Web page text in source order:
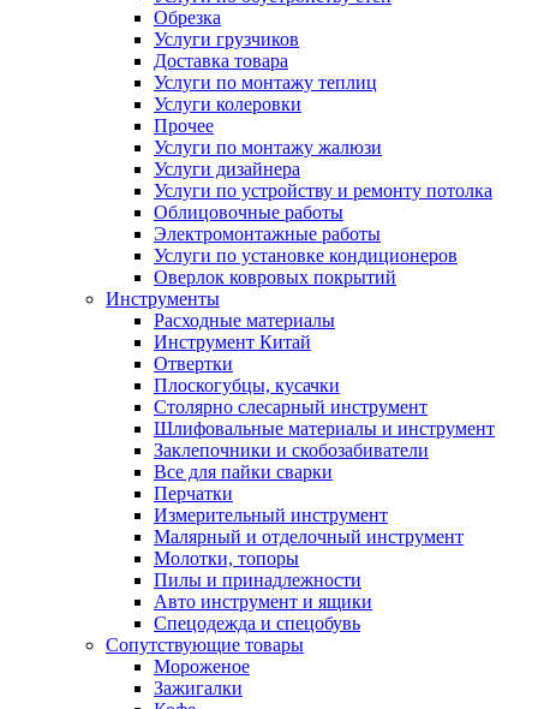
Обрезка
Услуги грузчиков
Доставка товара
Услуги по монтажу теплиц
Услуги колеровки
Прочее
Услуги по монтажу жалюзи
Услуги дизайнера
Услуги по устройству и ремонту потолка
Облицовочные работы
Электромонтажные работы
Услуги по установке кондиционеров
Оверлок ковровых покрытий
Инструменты
Расходные материалы
Инструмент Китай
Отвертки
Плоскогубцы, кусачки
Столярно слесарный инструмент
Шлифовальные материалы и инструмент
Заклепочники и скобозабиватели
Все для пайки сварки
Перчатки
Измерительный инструмент
Малярный и отделочный инструмент
Молотки, топоры
Пилы и принадлежности
Авто инструмент и ящики
Спецодежда и спецобувь
Сопутствующие товары
Мороженое
Зажигалки